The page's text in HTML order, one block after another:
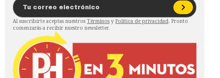
Al suscribirte aceptas nuestros Términos y Política de privacidad. Pronto
comenzarás a recibir nuestro newsletter.